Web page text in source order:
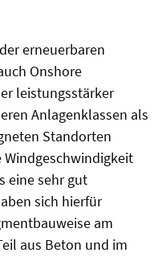
erneuerbaren
Onshore
leistungsstärker
Anlagenklassen als
Standorten
Windgeschwindigkeit
eine sehr gut
sich hierfür
am
aus Beton und im